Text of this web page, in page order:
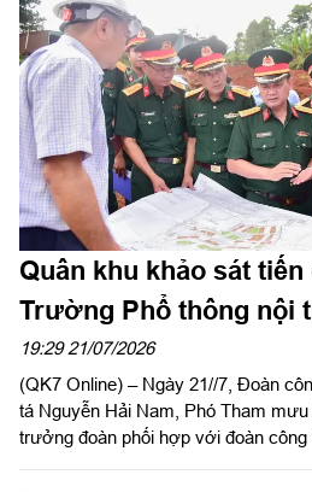
bệnh binh, thân nhân liệt sĩ và người
nhân kỷ niệm 79 năm ngày Thương
27/7/2026).
Quân khu khảo sát
Trường Phổ thông nội
học và THCS Quảng
19:29 21/07/2026
(QK7 Online) – Ngày 21//7, Đoàn
tá Nguyễn Hải Nam, Phó Tham
trưởng đoàn phối hợp với đoàn